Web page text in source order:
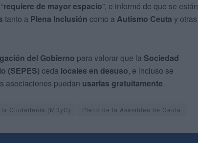
requiere de mayor espacio”, e informó de que se están
tanto a Plena Inclusión como a Autismo Ceuta y otras
del Gobierno para valorar que la Sociedad
(SEPES)ceda locales en desuso, e incluso se
asociaciones puedan usarlas gratuitamente.
Ciudadanía (MDyC) Pleno de la Asamblea de Ceuta